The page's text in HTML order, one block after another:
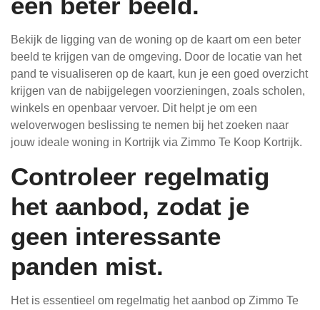
Bekijk de ligging van de woning op de kaart om een beter
beeld te krijgen van de omgeving. Door de locatie van het
pand te visualiseren op de kaart, kun je een goed overzicht
krijgen van de nabijgelegen voorzieningen, zoals scholen,
winkels en openbaar vervoer. Dit helpt je om een
weloverwogen beslissing te nemen bij het zoeken naar
jouw ideale woning in Kortrijk via Zimmo Te Koop Kortrijk.
Controleer regelmatig
het aanbod, zodat je
geen interessante
panden mist.
Het is essentieel om regelmatig het aanbod op Zimmo Te